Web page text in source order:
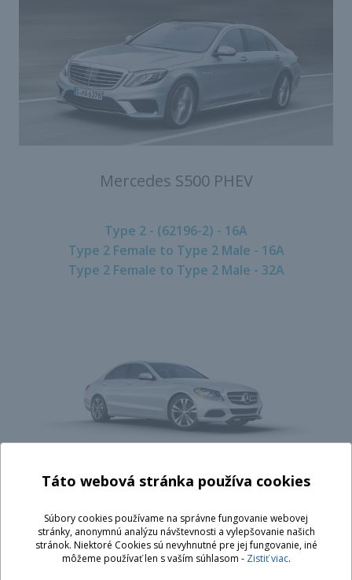
Mercedes S500 PHEV
Type 2 - (62196-2) - 16A
Type 2 Female to Type 2 Male - 16A
Type 2 Female to Type 2 Male - 32A
Mercedes C350 Plug-in Hybrid
Type 2 - (62196-2) - 16A
Type 2 Female to Type 2 Male - 16A
Táto webová stránka používa cookies
Súbory cookies používame na správne fungovanie webovej
stránky, anonymnú analýzu návštevnosti a vylepšovanie našich
stránok. Niektoré Cookies sú nevyhnutné pre jej fungovanie, iné
môžeme používať len s vaším súhlasom - Zistiť viac.